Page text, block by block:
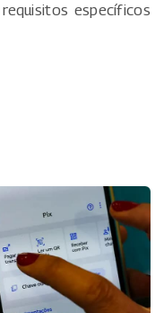
específicos